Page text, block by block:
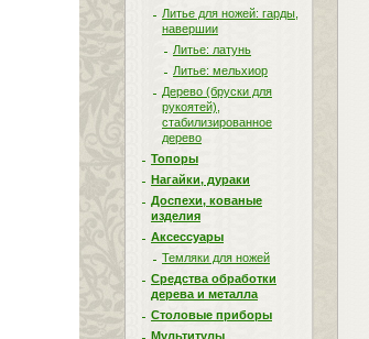
Литье для ножей: гарды,
навершии
Литье: латунь
Литье: мельхиор
Дерево (бруски для
рукоятей),
стабилизированное
дерево
Топоры
Нагайки, дураки
Доспехи, кованые
изделия
Аксессуары
Темляки для ножей
Средства обработки
дерева и металла
Столовые приборы
Мультитулы